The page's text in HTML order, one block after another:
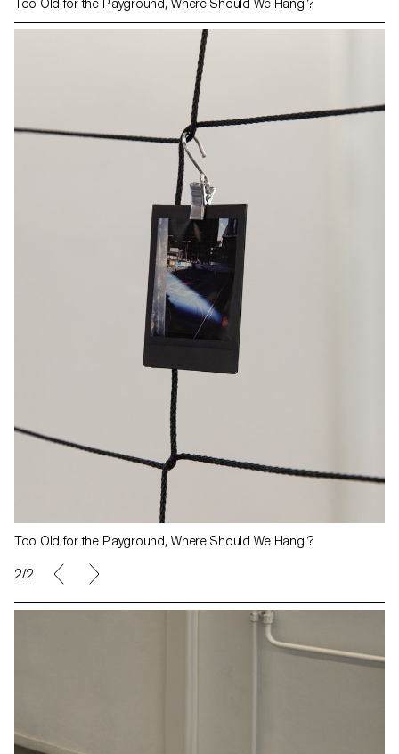
Too Old for the Playground, Where Should We Hang ?
Too Old for the Playground, Where Should We Hang ?
2/2